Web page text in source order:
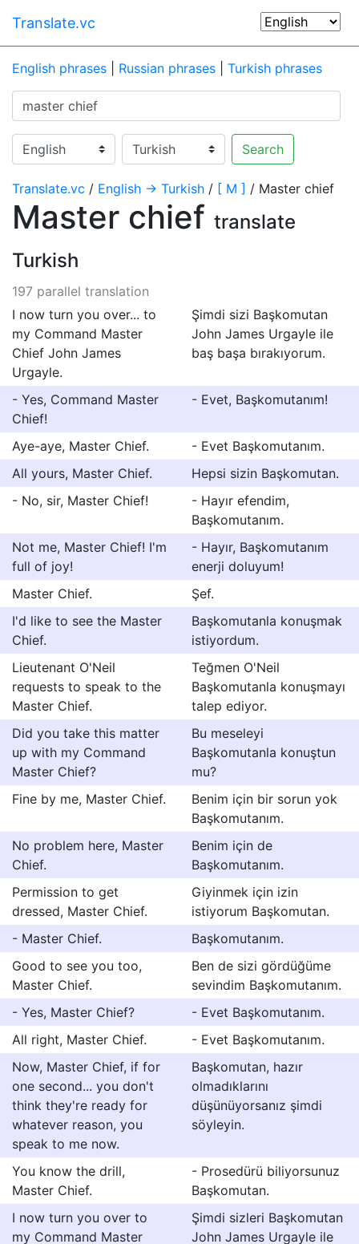
Translate.vc
English phrases Russian phrases Turkish phrases
Search
Translate.vc / English → Turkish / [ M ] / Master chief
Master chief translate
Turkish
197 parallel translation
I now turn you over... to
my Command Master
Chief John James
Urgayle.
Şimdi sizi Başkomutan
John James Urgayle ile
baş başa bırakıyorum.
- Yes, Command Master
Chief!
- Evet, Başkomutanım!
Aye-aye, Master Chief.
- Evet Başkomutanım.
All yours, Master Chief.
Hepsi sizin Başkomutan.
- No, sir, Master Chief!
- Hayır efendim,
Başkomutanım.
Not me, Master Chief! I'm
full of joy!
- Hayır, Başkomutanım
enerji doluyum!
Master Chief.
Şef.
I'd like to see the Master
Chief.
Başkomutanla konuşmak
istiyordum.
Lieutenant O'Neil
requests to speak to the
Master Chief.
Teğmen O'Neil
Başkomutanla konuşmayı
talep ediyor.
Did you take this matter
up with my Command
Master Chief?
Bu meseleyi
Başkomutanla konuştun
mu?
Fine by me, Master Chief.
Benim için bir sorun yok
Başkomutanım.
No problem here, Master
Chief.
Benim için de
Başkomutanım.
Permission to get
dressed, Master Chief.
Giyinmek için izin
istiyorum Başkomutan.
- Master Chief.
Başkomutanım.
Good to see you too,
Master Chief.
Ben de sizi gördüğüme
sevindim Başkomutanım.
- Yes, Master Chief?
- Evet Başkomutanım.
All right, Master Chief.
- Evet Başkomutanım.
Now, Master Chief, if for
one second... you don't
think they're ready for
whatever reason, you
speak to me now.
Başkomutan, hazır
olmadıklarını
düşünüyorsanız şimdi
söyleyin.
You know the drill,
Master Chief.
- Prosedürü biliyorsunuz
Başkomutan.
I now turn you over to
my Command Master
Şimdi sizleri Başkomutan
John James Urgayle ile